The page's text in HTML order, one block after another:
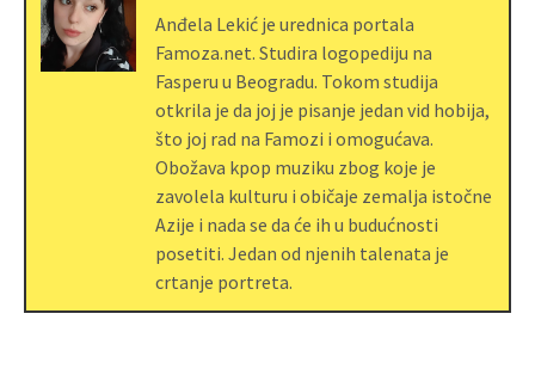
Anđela Lekić je urednica portala
Famoza.net. Studira logopediju na
Fasperu u Beogradu. Tokom studija
otkrila je da joj je pisanje jedan vid hobija,
što joj rad na Famozi i omogućava.
Obožava kpop muziku zbog koje je
zavolela kulturu i običaje zemalja istočne
Azije i nada se da će ih u budućnosti
posetiti. Jedan od njenih talenata je
crtanje portreta.